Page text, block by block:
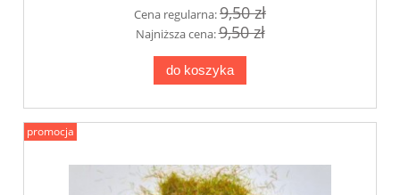
Cena regularna:9,50 zł
Najniższa cena:9,50 zł
do koszyka
promocja